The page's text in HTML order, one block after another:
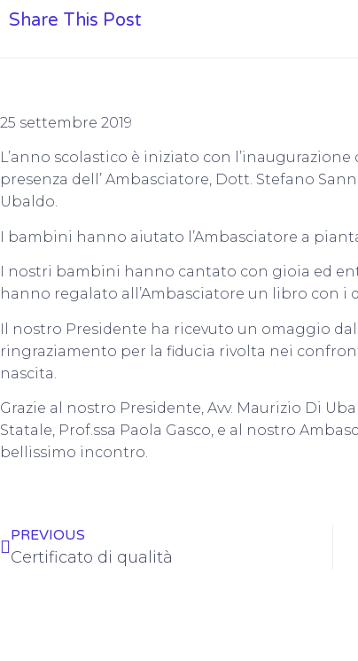
Share This Post
25 settembre 2019
L’anno scolastico è iniziato con
presenza dell’ Ambasciatore, Dott. Stefano
Ubaldo.
I bambini hanno aiutato l’Ambasciatore a
I nostri bambini hanno cantato con gioia ed
hanno regalato all’Ambasciatore un libro con i
Il nostro Presidente ha ricevuto un omaggio dal
ringraziamento per la fiducia rivolta nei
nascita.
Grazie al nostro Presidente, Avv. Maurizio Di
Statale, Prof.ssa Paola Gasco, e al nostro
bellissimo incontro.
PREVIOUS
Certificato di qualità